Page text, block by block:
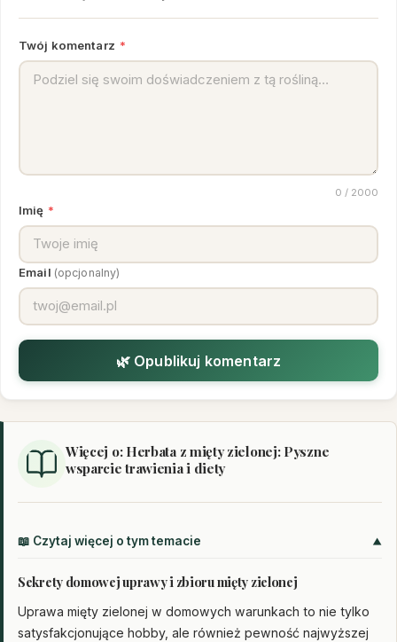
Twój komentarz *
0 / 2000
Imię *
Email (opcjonalny)
🌿 Opublikuj komentarz
Więcej o: Herbata z mięty zielonej: Pyszne
wsparcie trawienia i diety
📖 Czytaj więcej o tym temacie
Sekrety domowej uprawy i zbioru mięty zielonej
Uprawa mięty zielonej w domowych warunkach to nie tylko
satysfakcjonujące hobby, ale również pewność najwyższej